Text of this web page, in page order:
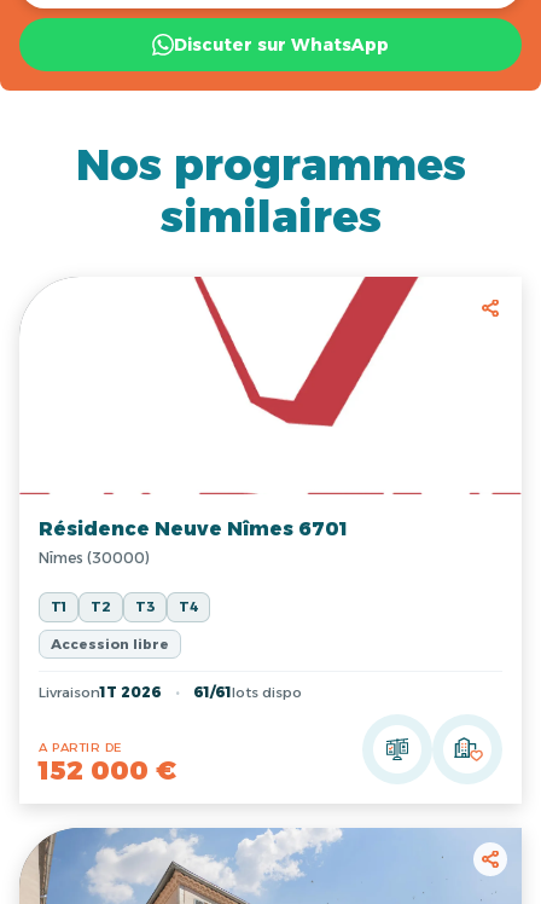
Discuter sur WhatsApp
Nos programmes
similaires
Résidence Neuve Nîmes 6701
Nîmes (30000)
T1 T2 T3 T4
Accession libre
Livraison1T 2026 61/61 lots dispo
A PARTIR DE
152 000 €